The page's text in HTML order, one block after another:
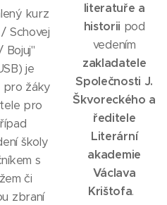
kurz
Schovej
Bojuj"
je
pro žáky
pro
školy
s
či
zbraní
literatuře a
historii pod
vedením
zakladatele
Společnosti J.
Škvoreckého a
ředitele
Literární
akademie
Václava
Krištofa.